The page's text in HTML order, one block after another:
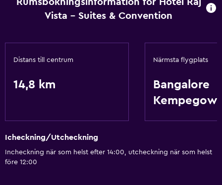
Hälsa och säkerhet
Luftkonditionering
Rumsbokningsinformation för Hotel Raj
Vista - Suites & Convention
Distans till centrum
14,8 km
Närmsta flygplats
Bangalore
Icheckning/Utcheckning
Incheckning när som helst efter 14:00, utcheckning när som helst
före 12:00